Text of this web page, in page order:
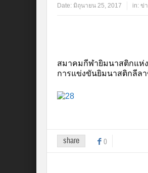
Date: มิถุนายน 25, 2017 in: ข่
สมาคมกีฬายิมนาสติกแห่
การแข่งขันยิมนาสติกลีลา
share 0